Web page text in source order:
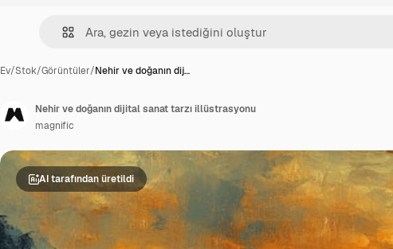
Ev/Stok/Görüntüler/Nehir ve doğanın dij…
AI tarafından üretildi
Nehir ve doğanın dijital sanat tarzı illüstrasyonu
magnific